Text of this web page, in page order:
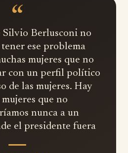
“
Silvio Berlusconi no
ese problema
mujeres que no
con un perfil político
de las mujeres. Hay
que no
nunca a un
el presidente fuera